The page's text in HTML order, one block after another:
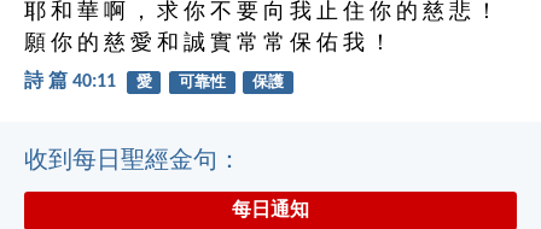
耶 和 華 啊 ， 求 你 不 要 向 我 止 住 你 的 慈 悲 ！
願 你 的 慈 愛 和 誠 實 常 常 保 佑 我 ！
詩 篇 40:11 愛 可靠性 保護
收到每日聖經金句：
每日通知